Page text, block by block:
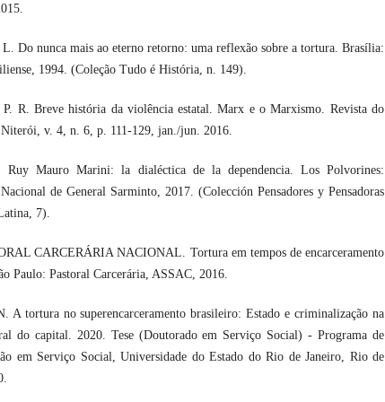
Do nunca mais ao eterno retorno: uma reflexão sobre a tortura. Brasília:
1994. (Coleção Tudo é História, n. 149).
R. Breve história da violência estatal. Marx e o Marxismo. Revista do
v. 4, n. 6, p. 111-129, jan./jun. 2016.
Ruy Mauro Marini: la dialéctica de la dependencia. Los Polvorines:
de General Sarminto, 2017. (Colección Pensadores y Pensadoras
7).
CARCERÁRIA NACIONAL. Tortura em tempos de encarceramento
Paulo: Pastoral Carcerária, ASSAC, 2016.
A tortura no superencarceramento brasileiro: Estado e criminalização na
do capital. 2020. Tese (Doutorado em Serviço Social) - Programa de
em Serviço Social, Universidade do Estado do Rio de Janeiro, Rio de